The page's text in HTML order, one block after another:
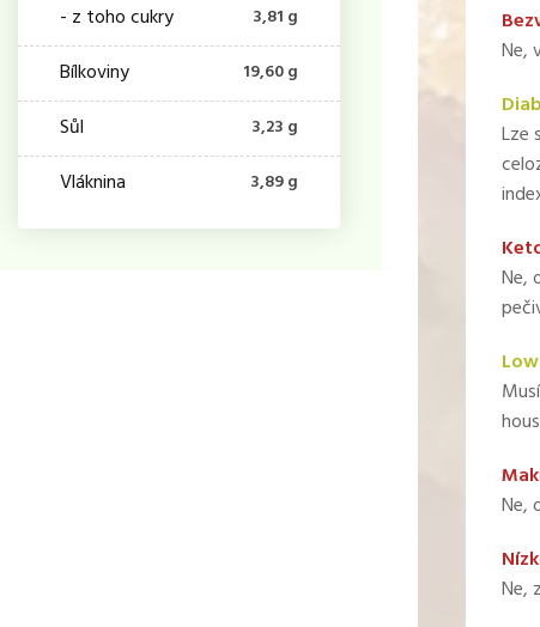
- z toho cukry 3,81 g
Bílkoviny 19,60 g
Sůl 3,23 g
Vláknina 3,89 g
Ne,
Lze
Ne,
Ne,
Ne,